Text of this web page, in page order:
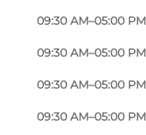
09:30 AM–05:00 PM
09:30 AM–05:00 PM
09:30 AM–05:00 PM
09:30 AM–05:00 PM
auf gesunde
und
um das